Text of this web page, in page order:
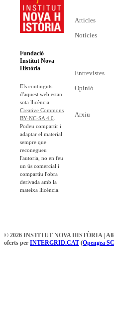
Fundació
Institut Nova
Història
Els continguts
d'aquest web estan
sota llicència
Creative Commons
BY-NC-SA 4.0
Podeu compartir i
adaptar el material
sempre que
reconegueu
l'autoria, no en feu
un ús comercial i
compartiu l'obra
derivada amb la
mateixa llicència.
Articles
Notícies
Entrevistes
Opinió
Arxiu
© 2026 INSTITUT NOVA HISTÒRIA |
oferts per INTERGRID.CAT (Opengea